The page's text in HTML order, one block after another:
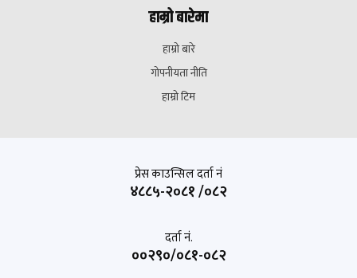
हाम्रो बारेमा
हाम्रो बारे
गोपनीयता नीति
हाम्रो टिम
प्रेस काउन्सिल दर्ता नं
४८८५-२०८१ /०८२
दर्ता नं.
००२९०/०८१-०८२